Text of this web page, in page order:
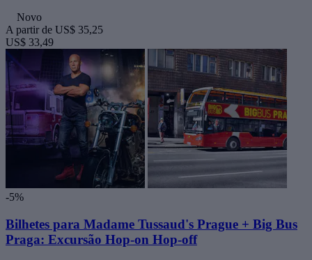
Novo
A partir de US$ 35,25
US$ 33,49
-5%
Bilhetes para Madame Tussaud's Prague + Big Bus
Praga: Excursão Hop-on Hop-off